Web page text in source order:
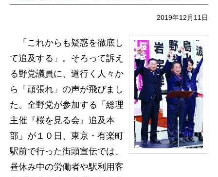
2019年12月11日
「これからも疑惑を徹底し
て追及する」。そろって訴え
る野党議員に、道行く人々か
ら「頑張れ」の声が飛びまし
た。全野党が参加する「総理
主催『桜を見る会』追及本
部」が１０日、東京・有楽町
駅前で行った街頭宣伝では、
昼休み中の労働者や駅利用客